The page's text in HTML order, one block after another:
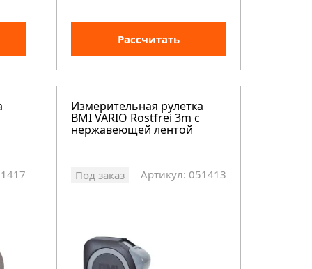
Рассчитать
Измерительная рулетка
BMI VARIO Rostfrei 3m с
нержавеющей лентой
Под заказ Артикул: 051413